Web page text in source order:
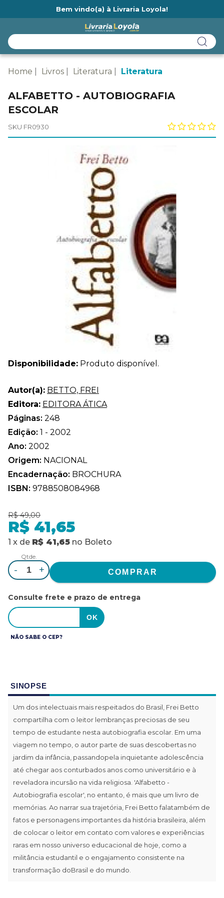
Bem vindo(a) à Livraria Loyola!
Home Livros Literatura Literatura
ALFABETTO - AUTOBIOGRAFIA
ESCOLAR
SKU FR0930
Disponibilidade: Produto disponível.
Autor(a): BETTO, FREI
Editora: EDITORA ÁTICA
Páginas: 248
Edição: 1 - 2002
Ano: 2002
Origem: NACIONAL
Encadernação: BROCHURA
ISBN: 9788508084968
R$ 49,00
R$ 41,65
1 x de R$ 41,65 no Boleto
Qtde.
- +
Consulte frete e prazo de entrega
NÃO SABE O CEP?
SINOPSE
Um dos intelectuais mais respeitados do Brasil, Frei Betto
compartilha com o leitor lembranças preciosas de seu
tempo de estudante nesta autobiografia escolar. Em uma
viagem no tempo, o autor parte de suas descobertas no
jardim da infância, passandopela inquietante adolescência
até chegar aos conturbados anos como universitário e à
reveladora incursão na vida religiosa. 'Alfabetto -
Autobiografia escolar', no entanto, é mais que um livro de
memórias. Ao narrar sua trajetória, Frei Betto falatambém de
fatos e personagens importantes da história brasileira, além
de colocar o leitor em contato com valores e experiências
raras em nosso universo educacional de hoje, como a
militância estudantil e o engajamento consistente na
transformação doBrasil e do mundo.